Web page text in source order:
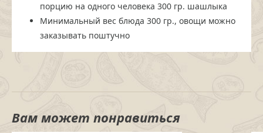
порцию на одного человека 300 гр. шашлыка
Минимальный вес блюда 300 гр., овощи можно
заказывать поштучно
Вам может понравиться